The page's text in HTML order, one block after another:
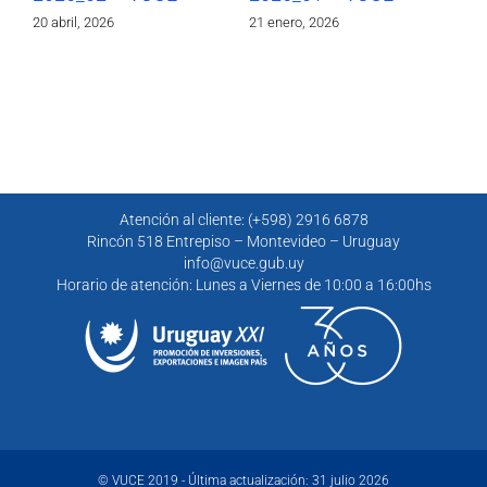
20 abril, 2026 21 enero, 2026
Atención al cliente: (+598) 2916 6878
Rincón 518 Entrepiso – Montevideo – Uruguay
info@vuce.gub.uy
Horario de atención: Lunes a Viernes de 10:00 a 16:00hs
© VUCE 2019 - Última actualización: 31 julio 2026